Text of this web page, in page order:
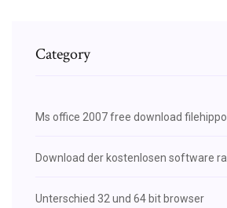
Category
Ms office 2007 free download filehippo
Download der kostenlosen software
Unterschied 32 und 64 bit browser